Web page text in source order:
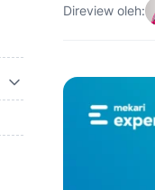
Direview oleh: